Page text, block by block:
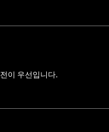
이 우선입니다.